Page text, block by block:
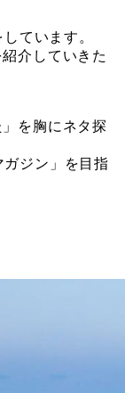
ています。
介していきた
を胸にネタ探
ジン」を目指